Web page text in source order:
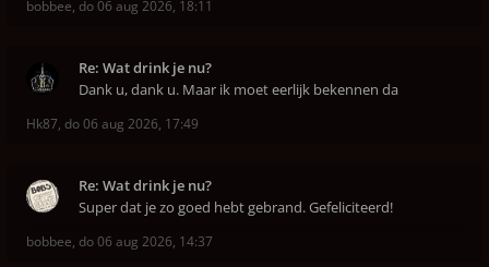
bobbee, do 06 aug 2026, 18:11
Re: Wat drink je nu?
Dank u, dank u. Maar ik moet eerlijk bekennen da
Hk87, do 06 aug 2026, 17:49
Re: Wat drink je nu?
Super dat je zo goed hebt gebrand. Gefeliciteerd!
bobbee, do 06 aug 2026, 14:37